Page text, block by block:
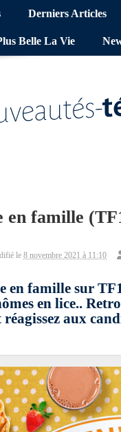
Derniers Articles
Belle La Vie
en famille
le 8 novembre 2021 à 11:10
en famille sur
en lice..
réagissez aux